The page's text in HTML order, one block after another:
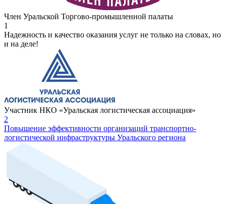
Член Уральской Торгово-промышленной палаты
1
Надежность и качество оказания услуг не только на словах, но
и на деле!
Участник НКО «Уральская логистическая ассоциация»
2
Повышение эффективности организаций транспортно-
логистической инфраструктуры Уральского региона